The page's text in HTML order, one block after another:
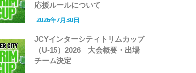
応援ルールについて
2026年7月30日
JCYインターシティトリムカップ
（U-15）2026 大会概要・出場
チーム決定